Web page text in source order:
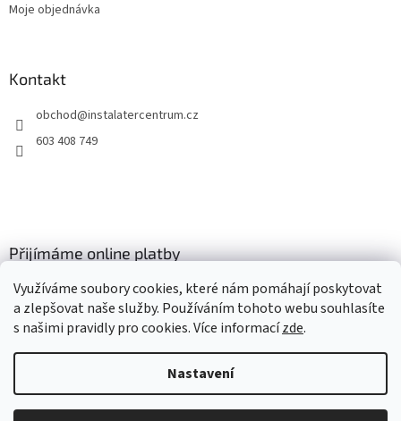
Využíváme soubory cookies, které nám pomáhají poskytovat
a zlepšovat naše služby. Používáním tohoto webu souhlasíte
s našimi pravidly pro cookies. Více informacízde.
Nastavení
Moje objednávka
Kontakt
obchod@instalatercentrum.cz
603 408 749
Přijímáme online platby
Vytvořil Shoptet